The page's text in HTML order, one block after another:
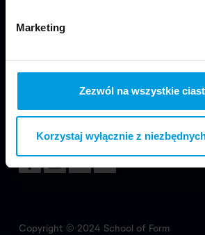
Marketing
Zezwól na wszystkie
Korzystaj wyłącznie z
w Warszawie Uniwersytetu SWPS.
Odwiedź nas
Copyright © 2024 School of Form